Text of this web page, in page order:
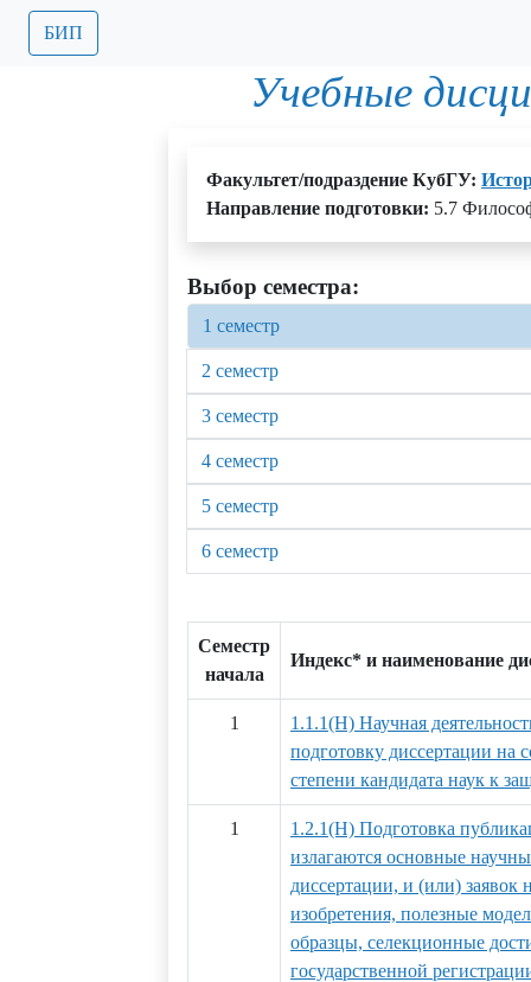
БИП
Учебные
Факультет/подраздение КубГУ:
Направление подготовки: 5.7
Выбор семестра:
1 семестр
2 семестр
3 семестр
4 семестр
5 семестр
6 семестр
Семестр
начала
Индекс* и наименование
1
1.1.1(Н) Научная
подготовку диссертации на
степени кандидата наук к
1
1.2.1(Н) Подготовка
излагаются основные
диссертации, и (или) заявок
изобретения, полезные
образцы, селекционные
государственной